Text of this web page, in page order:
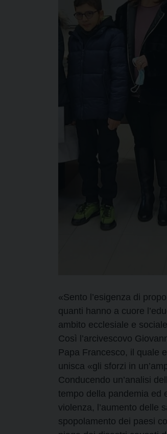
«Sento l’esigenza di
quanti hanno a cuore
ambito ecclesiale e
Così l’arcivescovo
Papa Francesco, il quale
unisca «gli sforzi in
Conducendo un’analisi
tempo della pandemia ed
violenza, l’aumento delle
spopolamento dei paesi